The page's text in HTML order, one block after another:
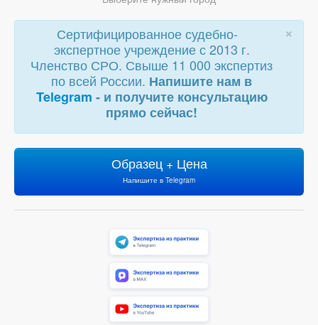
×
Сертифицированное судебно-
экспертное учреждение с 2013 г.
Членство СРО. Свыше 11 000 экспертиз
по всей России. Напишите нам в
Telegram - и получите консультацию
прямо сейчас!
Образец + Цена
Напишите в Telegram